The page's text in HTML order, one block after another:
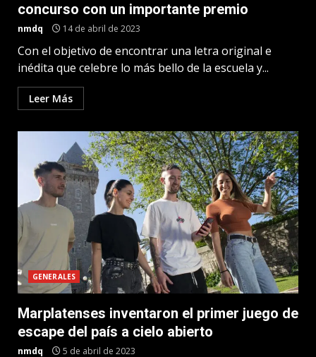
concurso con un importante premio
nmdq 14 de abril de 2023
Con el objetivo de encontrar una letra original e
inédita que celebre lo más bello de la escuela y...
Leer Más
GENERALES
Marplatenses inventaron el primer juego de
escape del país a cielo abierto
nmdq 5 de abril de 2023